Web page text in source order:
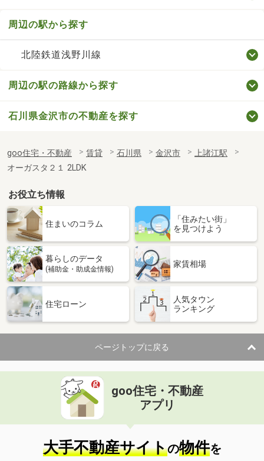
周辺の駅から探す
北陸鉄道浅野川線
周辺の駅の路線から探す
石川県金沢市の不動産を探す
goo住宅・不動産 賃貸 石川県 金沢市
上諸江駅
オーガスタ２１ 2LDK
お役立ち情報
住まいのコラム
「住みたい街」
を見つけよう
暮らしのデータ
(補助金・助成金情報)
家賃相場
住宅ローン
人気タウン
ランキング
ページトップに戻る
goo住宅・不動産
アプリ
大手不動産サイトの物件を